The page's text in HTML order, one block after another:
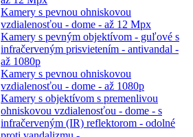
Kamery s pevnou ohniskovou
vzdialenosťou - dome - až 12 Mpx
Kamery s pevným objektívom - guľové s
infračerveným prisvietením - antivandal -
až 1080p
Kamery s pevnou ohniskovou
vzdialenosťou - dome - až 1080p
Kamery s objektívom s premenlivou
ohniskovou vzdialenosťou - dome - s
infračerveným (IR) reflektorom - odolné